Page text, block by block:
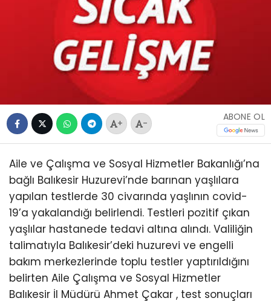
+ -
ABONE OL
Aile ve Çalışma ve Sosyal Hizmetler Bakanlığı’na
bağlı Balıkesir Huzurevi’nde barınan yaşlılara
yapılan testlerde 30 civarında yaşlının covid-
19’a yakalandığı belirlendi. Testleri pozitif çıkan
yaşlılar hastanede tedavi altına alındı. Valiliğin
talimatıyla Balıkesir’deki huzurevi ve engelli
bakım merkezlerinde toplu testler yaptırıldığını
belirten Aile Çalışma ve Sosyal Hizmetler
Balıkesir İl Müdürü Ahmet Çakar , test sonuçları